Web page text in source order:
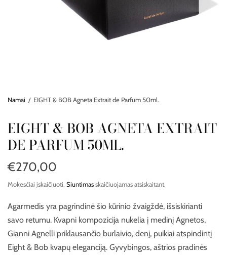
Namai / EIGHT & BOB Agneta Extrait de Parfum 50ml.
EIGHT & BOB AGNETA EXTRAIT
DE PARFUM 50ML.
€270,00
Mokesčiai įskaičiuoti. Siuntimasskaičiuojamas atsiskaitant.
Agarmedis yra pagrindinė šio kūrinio žvaigždė, išsiskirianti
savo retumu. Kvapni kompozicija nukelia į medinį Agnetos,
Gianni Agnelli priklausančio burlaivio, denį, puikiai atspindintį
Eight & Bob kvapų eleganciją. Gyvybingos, aštrios pradinės